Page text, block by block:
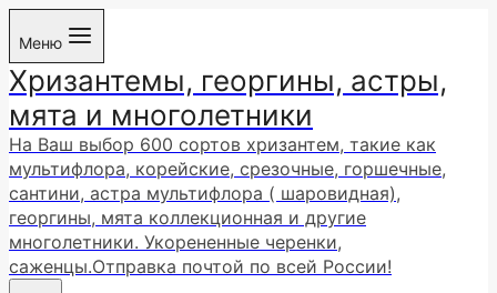
Перейти
содержимому
Меню
Хризантемы, георгины, астры,
мята и многолетники
На Ваш выбор 600 сортов хризантем, такие как
мультифлора, корейские, срезочные, горшечные,
сантини, астра мультифлора ( шаровидная),
георгины, мята коллекционная и другие
многолетники. Укорененные черенки,
саженцы.Отправка почтой по всей России!